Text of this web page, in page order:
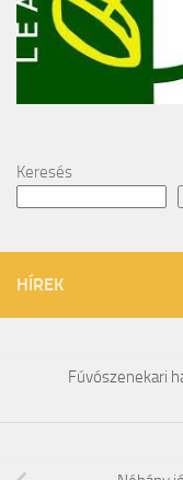
Keresés
HÍREK
Fúvószenekari